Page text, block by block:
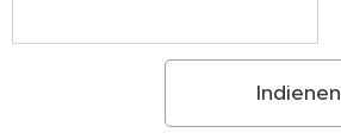
Indienen